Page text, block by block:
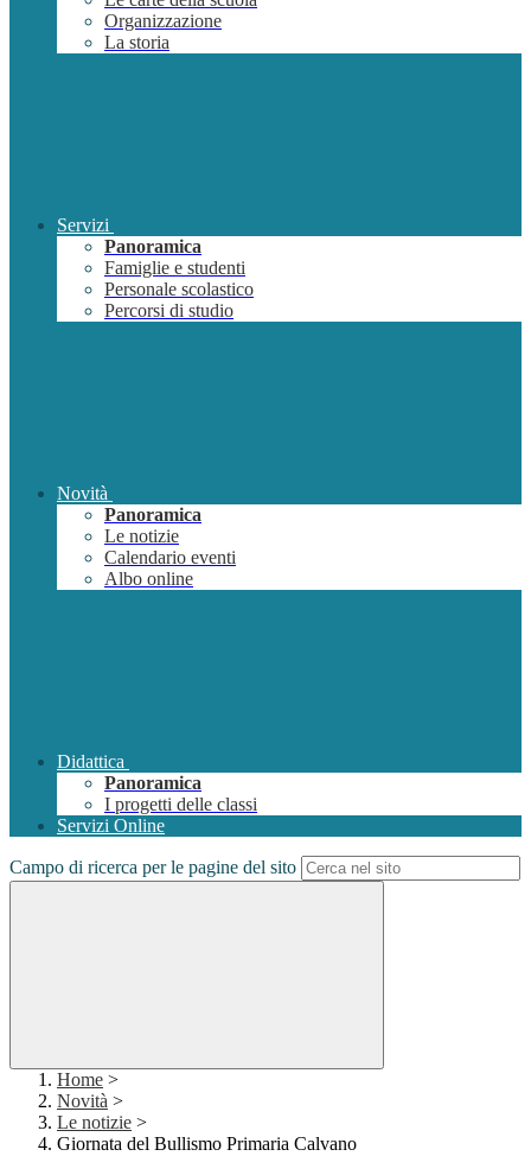
Organizzazione
La storia
Servizi
Panoramica
Famiglie e studenti
Personale scolastico
Percorsi di studio
Novità
Panoramica
Le notizie
Calendario eventi
Albo online
Didattica
Panoramica
I progetti delle classi
Servizi Online
Campo di ricerca per le pagine del sito
Home >
Novità >
Le notizie >
Giornata del Bullismo Primaria Calvano